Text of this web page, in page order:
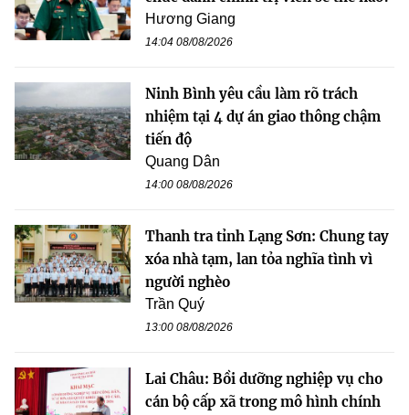
Hương Giang
14:04 08/08/2026
Ninh Bình yêu cầu làm rõ trách
nhiệm tại 4 dự án giao thông chậm
tiến độ
Quang Dân
14:00 08/08/2026
Thanh tra tỉnh Lạng Sơn: Chung tay
xóa nhà tạm, lan tỏa nghĩa tình vì
người nghèo
Trần Quý
13:00 08/08/2026
Lai Châu: Bồi dưỡng nghiệp vụ cho
cán bộ cấp xã trong mô hình chính